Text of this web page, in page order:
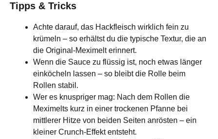
Tipps & Tricks
Achte darauf, das Hackfleisch wirklich fein zu
krümeln – so erhältst du die typische Textur, die an
die Original-Meximelt erinnert.
Wenn die Sauce zu flüssig ist, noch etwas länger
einköcheln lassen – so bleibt die Rolle beim
Rollen stabil.
Wer es knuspriger mag: Nach dem Rollen die
Meximelts kurz in einer trockenen Pfanne bei
mittlerer Hitze von beiden Seiten anrösten – ein
kleiner Crunch-Effekt entsteht.